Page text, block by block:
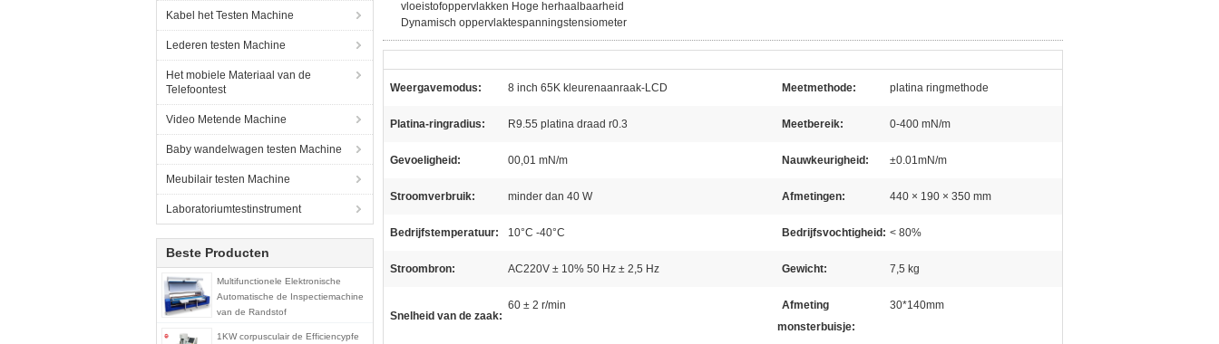
Kabel het Testen Machine
Lederen testen Machine
Het mobiele Materiaal van de
Telefoontest
Video Metende Machine
Baby wandelwagen testen Machine
Meubilair testen Machine
Laboratoriumtestinstrument
Beste Producten
Multifunctionele Elektronische
Automatische de Inspectiemachine
van de Randstof
1KW corpusculair de Efficiencypfe
vloeistofoppervlakken Hoge herhaalbaarheid
Dynamisch oppervlaktespanningstensiometer
Weergavemodus: 8 inch 65K kleurenaanraak-LCD Meetmethode: platina ringmethode
Platina-ringradius: R9.55 platina draad r0.3 Meetbereik: 0-400 mN/m
Gevoeligheid: 00,01 mN/m Nauwkeurigheid: ±0.01mN/m
Stroomverbruik: minder dan 40 W Afmetingen: 440 × 190 × 350 mm
Bedrijfstemperatuur: 10°C -40°C Bedrijfsvochtigheid: < 80%
Stroombron: AC220V ± 10% 50 Hz ± 2,5 Hz Gewicht: 7,5 kg
Snelheid van de zaak:
60 ± 2 r/min
Afmeting
monsterbuisje:
30*140mm